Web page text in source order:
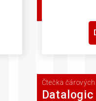
Čtečka
Datalogic